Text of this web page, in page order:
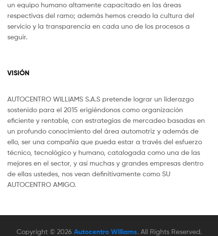
un equipo humano altamente capacitado en las áreas
respectivas del ramo; además hemos creado la cultura del
servicio y la transparencia en cada uno de los procesos a
seguir.
VISIÓN
AUTOCENTRO WILLIAMS S.A.S pretende lograr un liderazgo
sostenido para el 2015 erigiéndonos como organización
eficiente y rentable, con estrategias de mercadeo basadas en
un profundo conocimiento del área automotriz y además de
ello, ser una compañía que pueda estar a través del esfuerzo
técnico, tecnológico y humano, catalogada como una de las
mejores en el sector, y así muchas y grandes empresas dentro
de ellas ustedes, nos vean definitivamente como SU
AUTOCENTRO AMIGO.
Copyright © 2026 Autocentro Williams. All Rights Reserved.